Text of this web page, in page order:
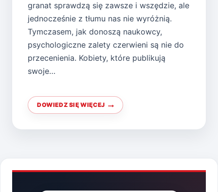
granat sprawdzą się zawsze i wszędzie, ale
jednocześnie z tłumu nas nie wyróżnią.
Tymczasem, jak donoszą naukowcy,
psychologiczne zalety czerwieni są nie do
przecenienia. Kobiety, które publikują
swoje…
DOWIEDZ SIĘ WIĘCEJ
JAK
NOSIĆ